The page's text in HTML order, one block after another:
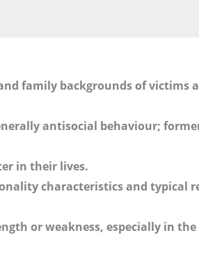
family backgrounds of victims
antisocial behaviour;
in their lives.
characteristics and typical
or weakness, especially in the